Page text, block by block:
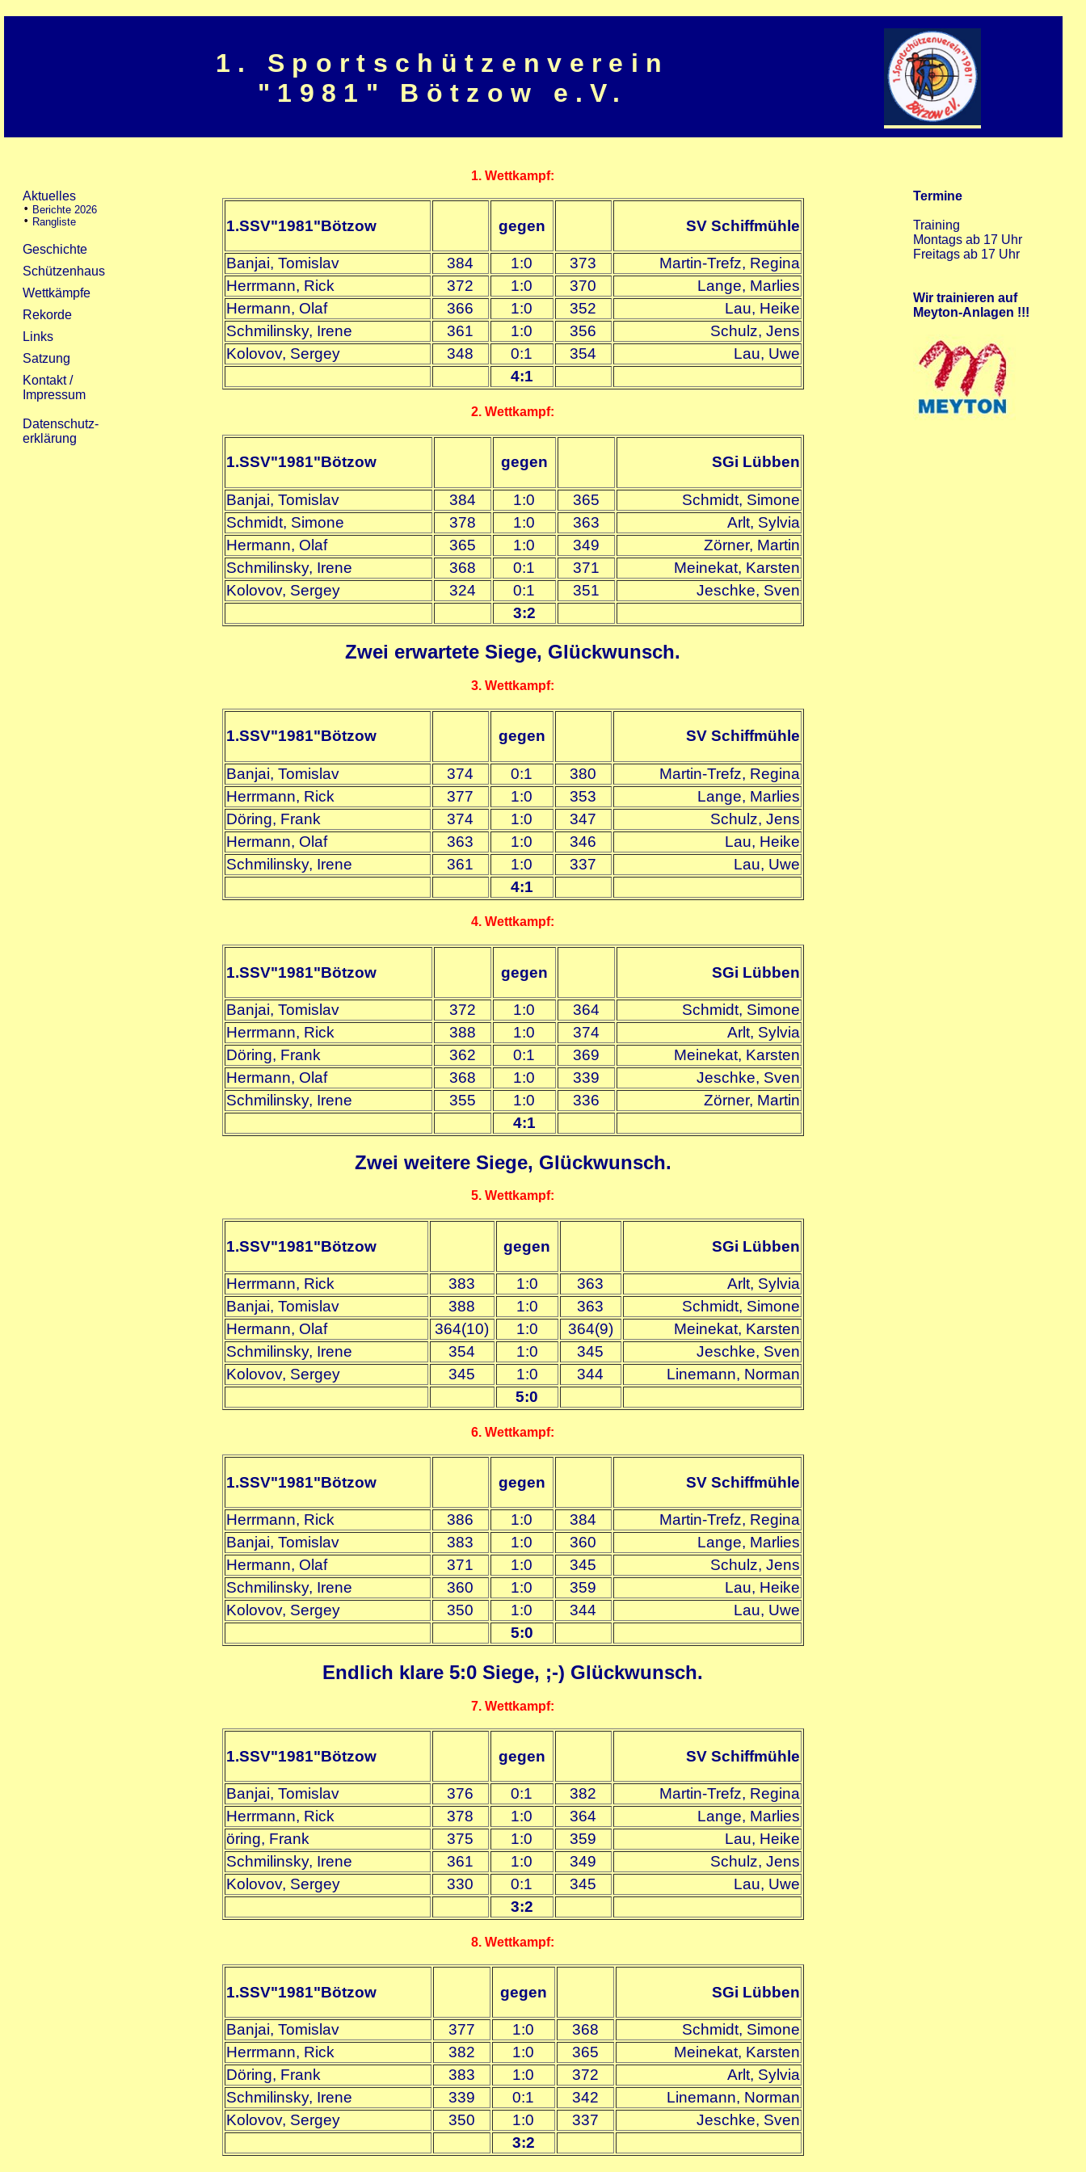
1. Sportschützenverein
"1981" Bötzow e.V.
1. Wettkampf:
1.SSV"1981"Bötzow gegen SV Schiffmühle
Banjai, Tomislav 384 1:0 373
Martin-Trefz, Regina
Herrmann, Rick
372 1:0 370
Lange, Marlies
Hermann, Olaf
366 1:0 352
Lau, Heike
Schmilinsky, Irene
361 1:0 356
Schulz, Jens
Kolovov, Sergey
348 0:1 354
Lau, Uwe
4:1
2. Wettkampf:
1.SSV"1981"Bötzow gegen SGi Lübben
Banjai, Tomislav 384 1:0 365
Schmidt, Simone
Schmidt, Simone
378 1:0 363
Arlt, Sylvia
Hermann, Olaf
365 1:0 349
Zörner, Martin
Schmilinsky, Irene
368 0:1 371
Meinekat, Karsten
Kolovov, Sergey
324 0:1 351
Jeschke, Sven
3:2
Zwei erwartete Siege, Glückwunsch.
3. Wettkampf:
1.SSV"1981"Bötzow gegen SV Schiffmühle
Banjai, Tomislav 374 0:1 380
Martin-Trefz, Regina
Herrmann, Rick
377 1:0 353
Lange, Marlies
Döring, Frank
374 1:0 347
Schulz, Jens
Hermann, Olaf
363 1:0 346
Lau, Heike
Schmilinsky, Irene
361 1:0 337
Lau, Uwe
4:1
4. Wettkampf:
1.SSV"1981"Bötzow gegen SGi Lübben
Banjai, Tomislav 372 1:0 364
Schmidt, Simone
Herrmann, Rick
388 1:0 374
Arlt, Sylvia
Döring, Frank
362 0:1 369
Meinekat, Karsten
Hermann, Olaf
368 1:0 339
Jeschke, Sven
Schmilinsky, Irene
355 1:0 336
Zörner, Martin
4:1
Zwei weitere Siege, Glückwunsch.
5. Wettkampf:
1.SSV"1981"Bötzow gegen SGi Lübben
Herrmann, Rick 383 1:0 363
Arlt, Sylvia
Banjai, Tomislav
388 1:0 363
Schmidt, Simone
Hermann, Olaf
364(10) 1:0 364(9)
Meinekat, Karsten
Schmilinsky, Irene
354 1:0 345
Jeschke, Sven
Kolovov, Sergey
345 1:0 344
Linemann, Norman
5:0
6. Wettkampf:
1.SSV"1981"Bötzow gegen SV Schiffmühle
Herrmann, Rick 386 1:0 384
Martin-Trefz, Regina
Banjai, Tomislav
383 1:0 360
Lange, Marlies
Hermann, Olaf
371 1:0 345
Schulz, Jens
Schmilinsky, Irene
360 1:0 359
Lau, Heike
Kolovov, Sergey
350 1:0 344
Lau, Uwe
5:0
Endlich klare 5:0 Siege, ;-) Glückwunsch.
7. Wettkampf:
1.SSV"1981"Bötzow gegen SV Schiffmühle
Banjai, Tomislav 376 0:1 382
Martin-Trefz, Regina
Herrmann, Rick
378 1:0 364
Lange, Marlies
öring, Frank
375 1:0 359
Lau, Heike
Schmilinsky, Irene
361 1:0 349
Schulz, Jens
Kolovov, Sergey
330 0:1 345
Lau, Uwe
3:2
8. Wettkampf:
1.SSV"1981"Bötzow gegen SGi Lübben
Banjai, Tomislav 377 1:0 368
Schmidt, Simone
Herrmann, Rick
382 1:0 365
Meinekat, Karsten
Döring, Frank
383 1:0 372
Arlt, Sylvia
Schmilinsky, Irene
339 0:1 342
Linemann, Norman
Kolovov, Sergey
350 1:0 337
Jeschke, Sven
3:2